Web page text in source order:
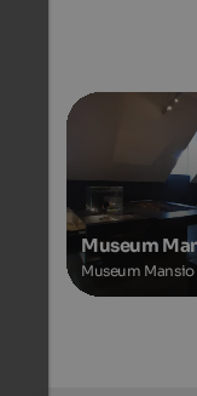
Museum
Museum